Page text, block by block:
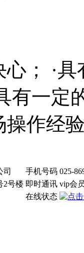
心； ·
有一定
操作经
司 手机号码 025-
2号楼 即时通讯 vip会
在线状态